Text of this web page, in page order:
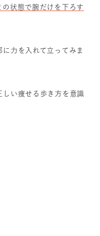
状態で腕だけを下ろす
力を入れて立ってみま
しい痩せる歩き方を意識